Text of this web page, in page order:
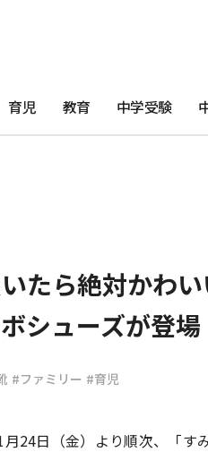
育児 教育 中学受験
たら絶対かわ
シューズが登場
#ファミリー #育児
24日（金）より順次、「す